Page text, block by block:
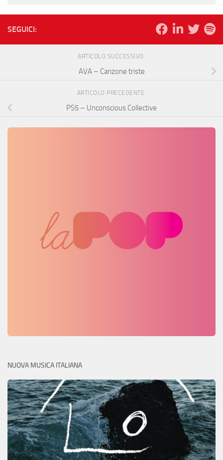
SEGUICI:
ARTICOLO SUCCESSIVO
AVA – Canzone triste
ARTICOLO PRECEDENTE
PS5 – Unconscious Collective
NUOVA MUSICA ITALIANA